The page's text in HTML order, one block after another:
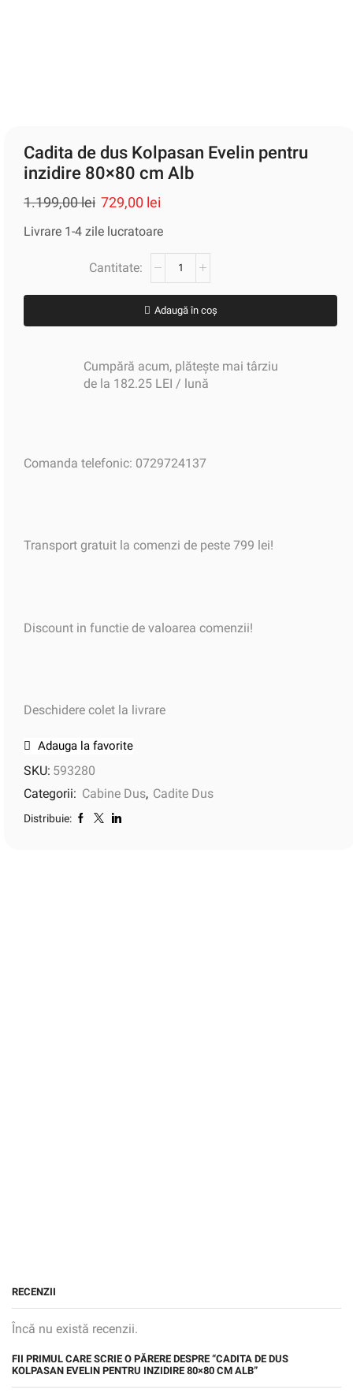
Cadita de dus Kolpasan Evelin pentru
inzidire 80×80 cm Alb
1.199,00lei 729,00 lei
Livrare 1-4 zile lucratoare
Adaugă în coș
Cumpără acum, plătește mai târziu
de la 182.25 LEI / lună
Comanda telefonic: 0729724137
Transport gratuit la comenzi de peste 799 lei!
Discount in functie de valoarea comenzii!
Deschidere colet la livrare
Adauga la favorite
SKU: 593280
Categorii: Cabine Dus, Cadite Dus
Distribuie:
RECENZII
Încă nu există recenzii.
FII PRIMUL CARE SCRIE O PĂRERE DESPRE “CADITA DE DUS
KOLPASAN EVELIN PENTRU INZIDIRE 80×80 CM ALB”